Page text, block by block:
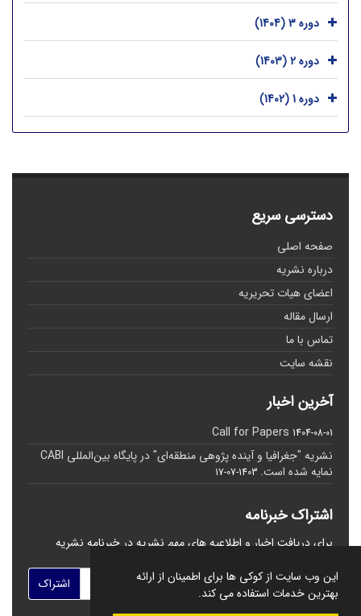
این وب سایت از کوکی ها برای اطمینان از ارائه
بهترین خدمات استفاده می کند.
دوره 3 (1404)
دوره 2 (1403)
دوره 1 (1402)
دسترسی سریع
صفحه اصلی
درباره نشریه
اعضای هیات تحریریه
ارسال مقاله
تماس با ما
نقشه سایت
آخرین اخبار
Call for Papers 1404-08-01
نشریه "جغرافیا و آینده پژوهی منطقه‌ای" در پایگاه بین‌المللی CABI
نمایه شده است. 1403-07-17
اشتراک خبرنامه
برای دریافت اخبار و اطلاعیه های مهم نشریه در خبرنامه نشریه
اشتراک